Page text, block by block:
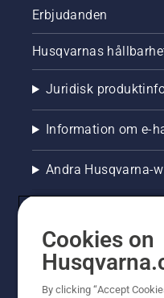
Erbjudanden
Husqvarnas
Juridisk
Information om e-
Andra Husqvarna-
Cookies on
By clicking “Accept